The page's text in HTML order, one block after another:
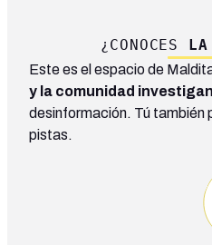
¿CONOCES LA
Este es el espacio de
y la comunidad
desinformación. Tú también
pistas.